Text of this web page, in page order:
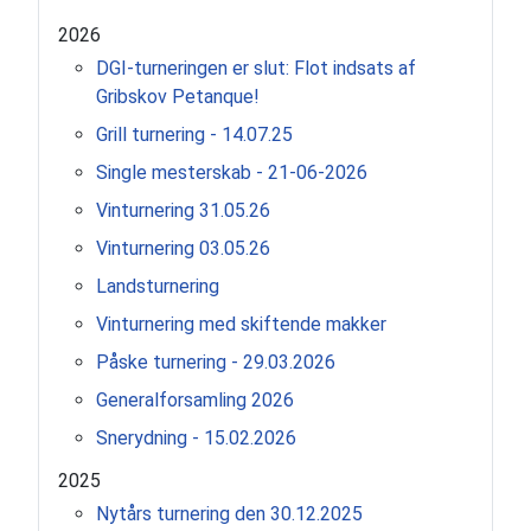
2026
DGI-turneringen er slut: Flot indsats af
Gribskov Petanque!
Grill turnering - 14.07.25
Single mesterskab - 21-06-2026
Vinturnering 31.05.26
Vinturnering 03.05.26
Landsturnering
Vinturnering med skiftende makker
Påske turnering - 29.03.2026
Generalforsamling 2026
Snerydning - 15.02.2026
2025
Nytårs turnering den 30.12.2025